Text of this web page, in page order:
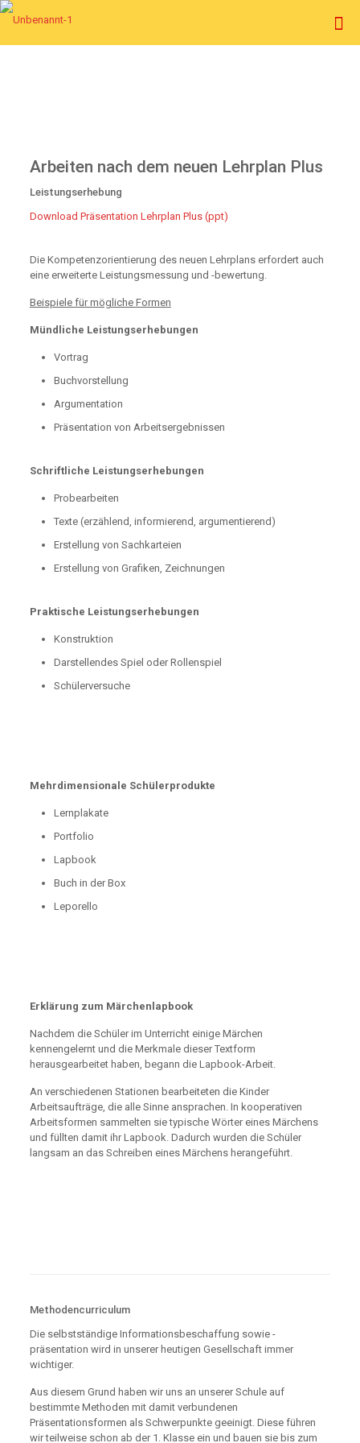
Arbeiten nach dem neuen Lehrplan Plus
Leistungserhebung
Download Präsentation Lehrplan Plus (ppt)
Die Kompetenzorientierung des neuen Lehrplans erfordert auch
eine erweiterte Leistungsmessung und -bewertung.
Beispiele für mögliche Formen
Mündliche Leistungserhebungen
Vortrag
Buchvorstellung
Argumentation
Präsentation von Arbeitsergebnissen
Schriftliche Leistungserhebungen
Probearbeiten
Texte (erzählend, informierend, argumentierend)
Erstellung von Sachkarteien
Erstellung von Grafiken, Zeichnungen
Praktische Leistungserhebungen
Konstruktion
Darstellendes Spiel oder Rollenspiel
Schülerversuche
Mehrdimensionale Schülerprodukte
Lernplakate
Portfolio
Lapbook
Buch in der Box
Leporello
Erklärung zum Märchenlapbook
Nachdem die Schüler im Unterricht einige Märchen
kennengelernt und die Merkmale dieser Textform
herausgearbeitet haben, begann die Lapbook-Arbeit.
An verschiedenen Stationen bearbeiteten die Kinder
Arbeitsaufträge, die alle Sinne ansprachen. In kooperativen
Arbeitsformen sammelten sie typische Wörter eines Märchens
und füllten damit ihr Lapbook. Dadurch wurden die Schüler
langsam an das Schreiben eines Märchens herangeführt.
Methodencurriculum
Die selbstständige Informationsbeschaffung sowie -
präsentation wird in unserer heutigen Gesellschaft immer
wichtiger.
Aus diesem Grund haben wir uns an unserer Schule auf
bestimmte Methoden mit damit verbundenen
Präsentationsformen als Schwerpunkte geeinigt. Diese führen
wir teilweise schon ab der 1. Klasse ein und bauen sie bis zum